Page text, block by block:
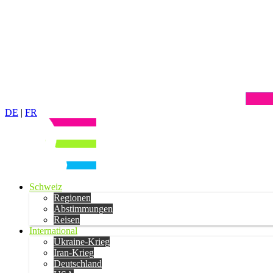
DE | FR
Schweiz
Regionen
Abstimmungen
Reisen
International
Ukraine-Krieg
Iran-Krieg
Deutschland